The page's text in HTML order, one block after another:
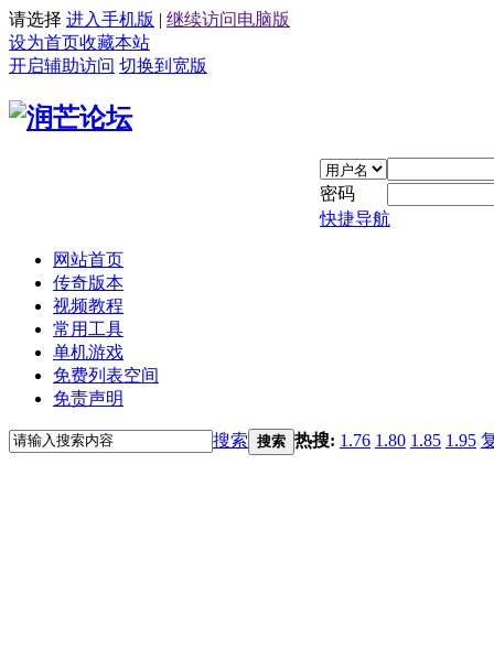
请选择 进入手机版 | 继续访问电脑版
设为首页收藏本站
开启辅助访问 切换到宽版
密码
快捷导航
网站首页
传奇版本
视频教程
常用工具
单机游戏
免费列表空间
免责声明
搜索 搜索 热搜: 1.76 1.80 1.85 1.95